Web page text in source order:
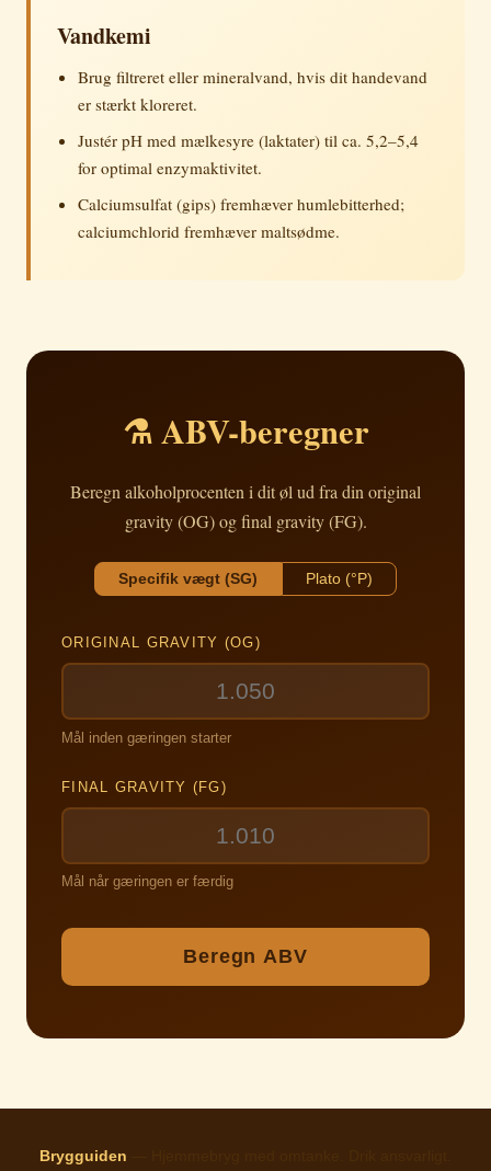
Vandkemi
Brug filtreret eller mineralvand, hvis dit handevand
er stærkt kloreret.
Justér pH med mælkesyre (laktater) til ca. 5,2–5,4
for optimal enzymaktivitet.
Calciumsulfat (gips) fremhæver humlebitterhed;
calciumchlorid fremhæver maltsødme.
⚗️ ABV-beregner
Beregn alkoholprocenten i dit øl ud fra din original
gravity (OG) og final gravity (FG).
Specifik vægt (SG) Plato (°P)
ORIGINAL GRAVITY (OG)
Mål inden gæringen starter
FINAL GRAVITY (FG)
Mål når gæringen er færdig
Beregn ABV
Brygguiden